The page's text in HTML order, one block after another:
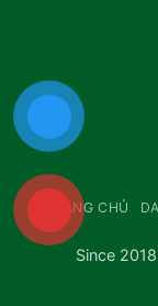
TRANG CHỦ
Since